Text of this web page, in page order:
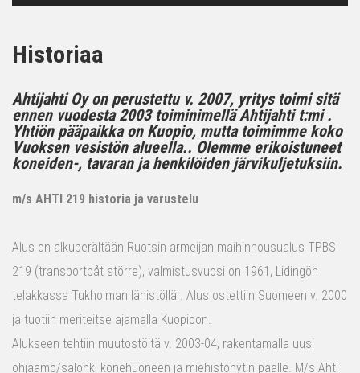
Historiaa
Ahtijahti Oy on perustettu v. 2007, yritys toimi sitä
ennen vuodesta 2003 toiminimellä Ahtijahti t:mi .
Yhtiön pääpaikka on Kuopio, mutta toimimme koko
Vuoksen vesistön alueella.. Olemme erikoistuneet
koneiden-, tavaran ja henkilöiden järvikuljetuksiin.
m/s AHTI 219 historia ja varustelu
Alus on alkuperältään Ruotsin armeijan maihinnousualus TPBS
219 (transportbåt större), valmistusvuosi on 1961, Lidingön
telakkassa Tukholman lähistöllä . Alus ostettiin Suomeen v. 2000
ja tuotiin meriteitse ajamalla Kuopioon.
Alukseen tehtiin muutostöitä v. 2003-04, rakentamalla uusi
ohjaamo/salonki konehuoneen ja miehistöhytin päälle. M/s Ahti